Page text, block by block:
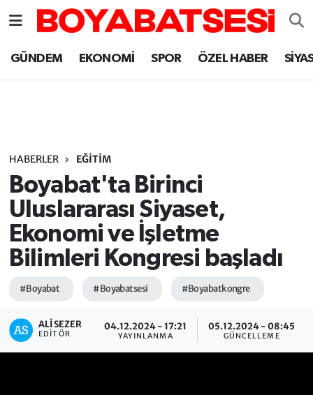
GÜNDEM EKONOMİ SPOR ÖZEL HABER
HABERLER EĞİTİM
Boyabat'ta Birinci
Uluslararası Siyaset,
Ekonomi ve İşletme
Bilimleri Kongresi başladı
#Boyabat #Boyabatsesi #Boyabatkongre
ALI SEZER
EDITÖR
04.12.2024 - 17:21
YAYINLANMA
05.12.2024 - 08:45
GÜNCELLEME
Sinop Nöbetçi Eczaneler
Sinop Trafik Yoğunluk Haritası
Süper Lig Puan Durumu ve Fikstür
Tüm Manşetler
Son Dakika Haberleri